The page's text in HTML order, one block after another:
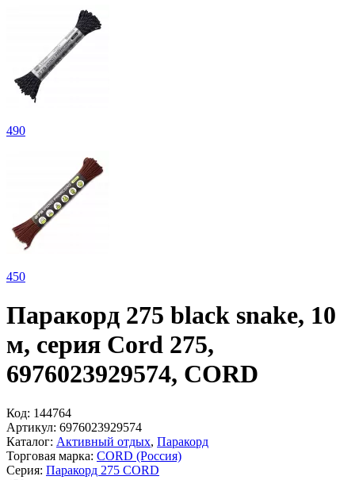
490
450
Паракорд 275 black snake, 10
м, серия Cord 275,
6976023929574, CORD
Код: 144764
Артикул: 6976023929574
Каталог: Активный отдых, Паракорд
Торговая марка: CORD (Россия)
Серия: Паракорд 275 CORD